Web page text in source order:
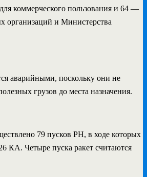
коммерческого пользования и 64 —
организаций и Министерства
аварийными, поскольку они не
грузов до места назначения.
79 пусков РН, в ходе которых
КА. Четыре пуска ракет считаются